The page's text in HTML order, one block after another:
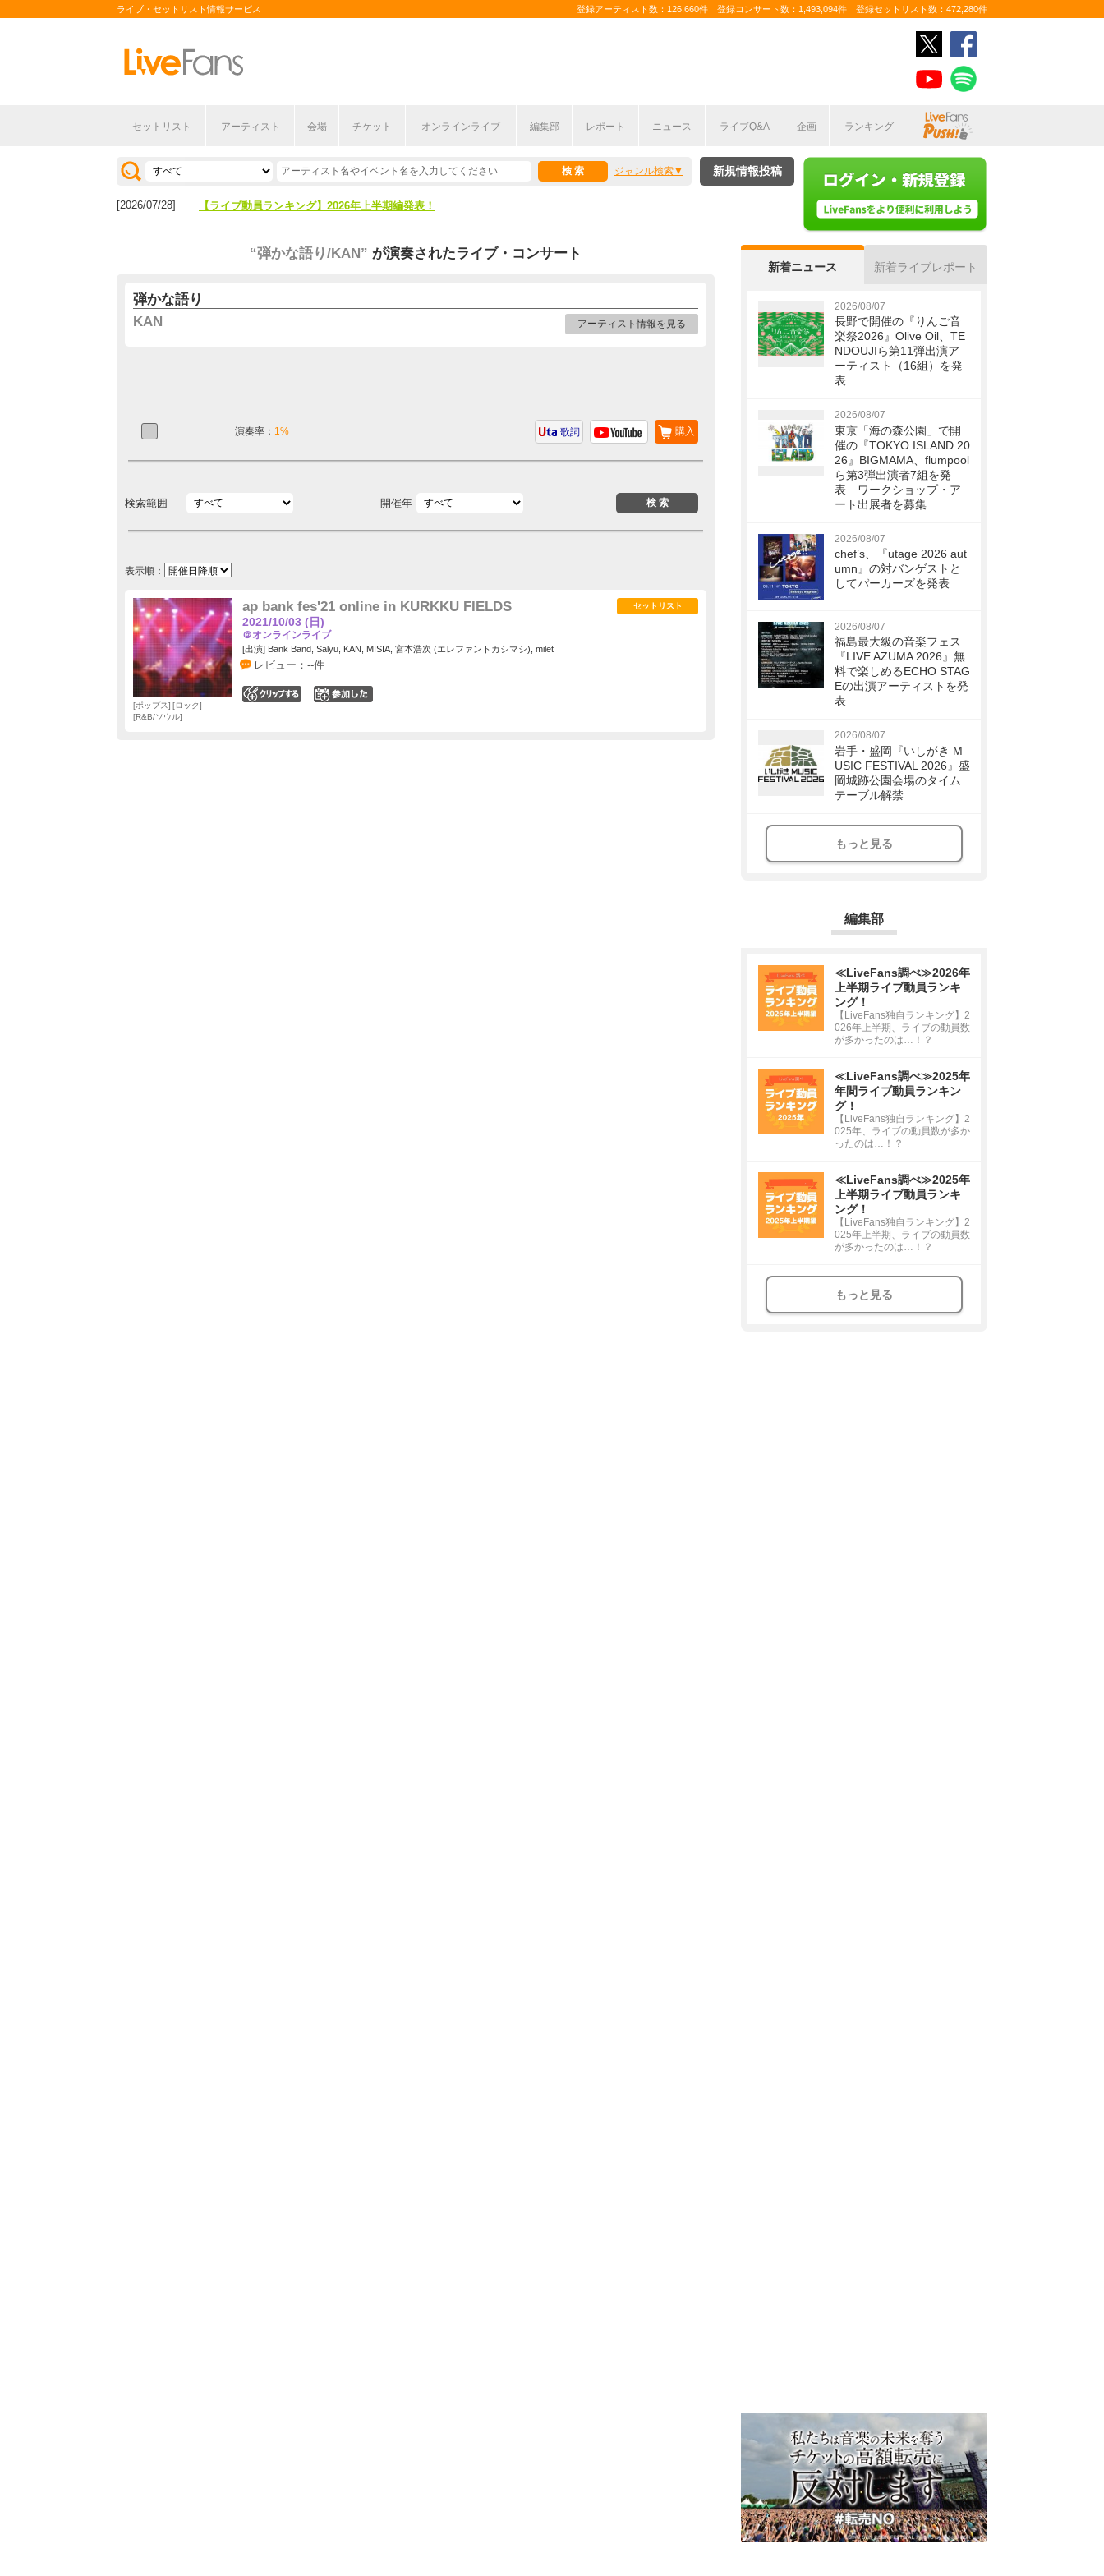
ライブ・セットリスト情報サービス 登録アーティスト数：126,660件 登録コンサート数：1,493,094件 登録セットリスト数：472,280件
セットリスト アーティスト 会場 チケット オンラインライブ 編集部 レポート ニュース ライブQ&A 企画 ランキング
ジャンル検索
[2026/04/27] 【フェス特集2026】フェス情報はここから！
[2026/07/28] 【ライブ動員ランキング】2026年上半期編発表！
新規情報投稿
“弾かな語り/KAN” が演奏されたライブ・コンサート
弾かな語り
KAN
アーティスト情報を見る
演奏率： 1% 購入
歌詞
検索範囲 開催年
表示順：
ap bank fes'21 online in KURKKU FIELDS
2021/10/03 (日)
＠オンラインライブ
[出演] Bank Band, Salyu, KAN, MISIA, 宮本浩次 (エレファントカシマシ), milet
レビュー：--件
セットリスト
ポップス
ロック
R&B/ソウル
新着ニュース 新着ライブレポート
2026/08/07
長野で開催の『りんご音
楽祭2026』Olive Oil、TE
NDOUJIら第11弾出演ア
ーティスト（16組）を発
表
2026/08/07
東京「海の森公園」で開
催の『TOKYO ISLAND 20
26』BIGMAMA、flumpool
ら第3弾出演者7組を発
表 ワークショップ・ア
ート出展者を募集
2026/08/07
chef’s、『utage 2026 aut
umn』の対バンゲストと
してパーカーズを発表
2026/08/07
福島最大級の音楽フェス
『LIVE AZUMA 2026』無
料で楽しめるECHO STAG
Eの出演アーティストを発
表
2026/08/07
岩手・盛岡『いしがき M
USIC FESTIVAL 2026』盛
岡城跡公園会場のタイム
テーブル解禁
もっと見る
編集部
≪LiveFans調べ≫2026年
上半期ライブ動員ランキ
ング！
【LiveFans独自ランキング】2
026年上半期、ライブの動員数
が多かったのは…！？
≪LiveFans調べ≫2025年
年間ライブ動員ランキン
グ！
【LiveFans独自ランキング】2
025年、ライブの動員数が多か
ったのは…！？
≪LiveFans調べ≫2025年
上半期ライブ動員ランキ
ング！
【LiveFans独自ランキング】2
025年上半期、ライブの動員数
が多かったのは…！？
もっと見る